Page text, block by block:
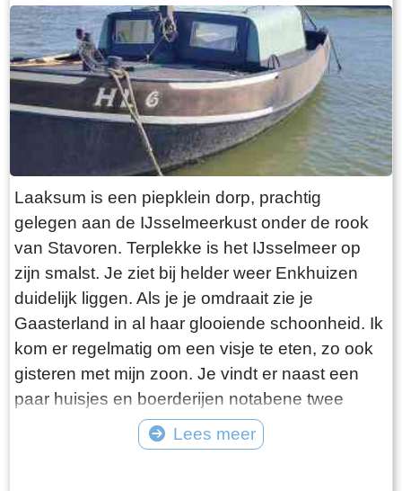
Laaksum is een piepklein dorp, prachtig
gelegen aan de IJsselmeerkust onder de rook
van Stavoren. Terplekke is het IJsselmeer op
zijn smalst. Je ziet bij helder weer Enkhuizen
duidelijk liggen. Als je je omdraait zie je
Gaasterland in al haar glooiende schoonheid. Ik
kom er regelmatig om een visje te eten, zo ook
gisteren met mijn zoon. Je vindt er naast een
paar huisjes en boerderijen notabene twee
visrestaurants op steenworp afstand van elkaar.
Er schijnt het jaar rond voldoende klandizie te
Lees meer